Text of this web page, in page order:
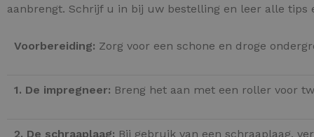
aanbrengt. Schrijf u in bij uw bestelling en leer alle tips
Voorbereiding: Zorg voor een schone en droge
1. De impregneer: Breng het aan met een roller voor
2. De schraaplaag: Bij gebruik van een schraaplaag,